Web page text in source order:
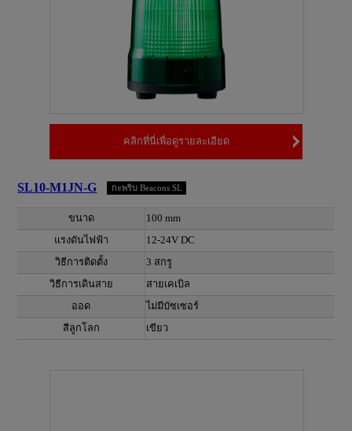
คลิกที่นี่เพื่อดูรายละเอียด
SL10-M1JN-G กะพริบ Beacons SL
ขนาด
100 mm
แรงดันไฟฟ้า
12-24V DC
วิธีการติดตั้ง
3 สกรู
วิธีการเดินสาย
สายเคเบิล
ออด
ไม่มีบัซเซอร์
สีลูกโลก
เขียว